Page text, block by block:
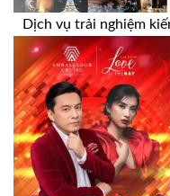
Dịch vụ trải nghiệm